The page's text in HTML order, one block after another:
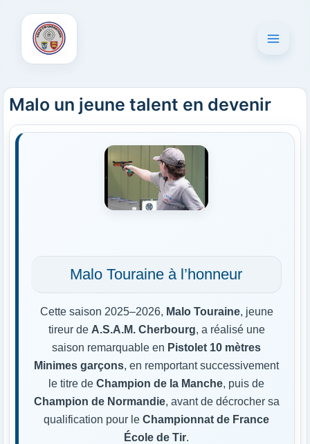
contenu
Malo un jeune talent en devenir
Malo Touraine à l’honneur
Cette saison 2025–2026, Malo Touraine, jeune
tireur de A.S.A.M. Cherbourg, a réalisé une
saison remarquable en Pistolet 10 mètres
Minimes garçons, en remportant successivement
le titre de Champion de la Manche, puis de
Champion de Normandie, avant de décrocher sa
qualification pour le Championnat de France
École de Tir.